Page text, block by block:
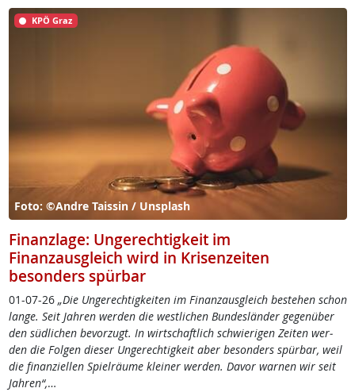
KPÖ Graz
Foto: ©Andre Taissin / Unsplash
Finanzlage: Ungerechtigkeit im
Finanzausgleich wird in Krisenzeiten
besonders spürbar
01-07-26 „Die Un­ge­rech­tig­kei­ten im Fi­nanz­aus­g­leich be­ste­hen schon
lan­ge. Seit Jah­ren wer­den die west­li­chen Bun­des­län­der ge­gen­über
den süd­li­chen be­vor­zugt. In wirt­schaft­lich schwie­ri­gen Zei­ten wer­
den die Fol­gen die­ser Un­ge­rech­tig­keit aber be­son­ders spür­bar, weil
die fi­nan­zi­el­len Spiel­räu­me klei­ner wer­den. Da­vor war­nen wir seit
Jah­ren“,…